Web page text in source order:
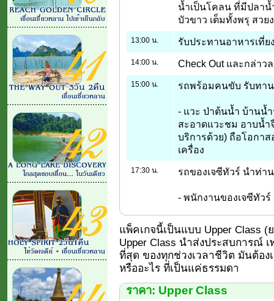
น้ำเป็นโคลน ที่มีปลาน้
บัวขาว เต็มทั้งพรุ สวย
13:00 น. รับประทานอาหารเที่
14:00 น. Check Out และกล่าว
15:00 น. รถพร้อมคนขับ รับทา
- แวะ ป่าต้นน้ำ บ้านน้
สะอาดแวะชม อาบน้ำ
บริการด้วย) ถือโอกา
เครื่อง
17:30 น. รถของเจซีทัวร์ นำท่
- พนักงานของเจซีทัวร์
แพ็คเกจนี้เป็นแบบ Upper Class (
Upper Class นำส่งประสบการณ์
ที่สุด ของทุกช่วงเวลาชีวิต มันต้อง
หรืออะไร ที่เป็นแค่ธรรมดา
ราคา: Upper Class